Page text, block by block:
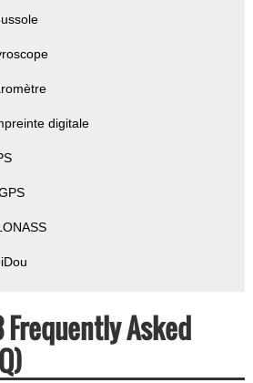
digitale
Asked